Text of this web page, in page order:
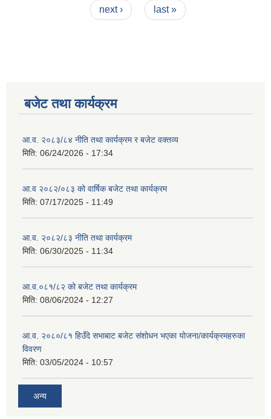
next ›
last »
बजेट तथा कार्यक्रम
आ.व. २०८३/८४ नीति तथा कार्यक्रम र बजेट वक्तव्य
मिति: 06/24/2026 - 17:34
आ.व २०८२/०८३ को वार्षिक बजेट तथा कार्यक्रम
मिति: 07/17/2025 - 11:49
आ.व. २०८२/८३ नीति तथा कार्यक्रम
मिति: 06/30/2025 - 11:34
आ.व.०८१/८२ को बजेट तथा कार्यक्रम
मिति: 08/06/2024 - 12:27
आ.व. २०८०/८१ हिउँदे सभाबाट बजेट संशोधन भएका योजना/कार्यक्रमहरुका
विवरण
मिति: 03/05/2024 - 10:57
अन्य